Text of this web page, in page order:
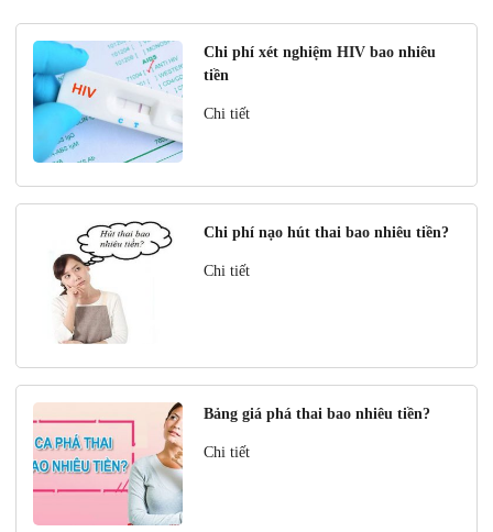
Chi phí xét nghiệm HIV bao nhiêu
tiền
Chi tiết
Chi phí nạo hút thai bao nhiêu tiền?
Chi tiết
Bảng giá phá thai bao nhiêu tiền?
Chi tiết